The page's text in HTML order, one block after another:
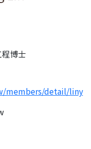
博士
members/detail/liny